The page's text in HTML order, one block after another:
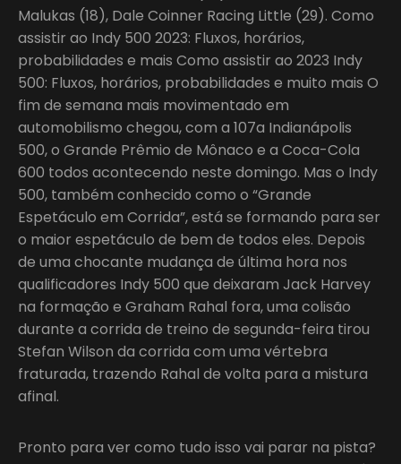
Malukas (18), Dale Coinner Racing Little (29). Como
assistir ao Indy 500 2023: Fluxos, horários,
probabilidades e mais Como assistir ao 2023 Indy
500: Fluxos, horários, probabilidades e muito mais O
fim de semana mais movimentado em
automobilismo chegou, com a 107a Indianápolis
500, o Grande Prêmio de Mônaco e a Coca-Cola
600 todos acontecendo neste domingo. Mas o Indy
500, também conhecido como o “Grande
Espetáculo em Corrida”, está se formando para ser
o maior espetáculo de bem de todos eles. Depois
de uma chocante mudança de última hora nos
qualificadores Indy 500 que deixaram Jack Harvey
na formação e Graham Rahal fora, uma colisão
durante a corrida de treino de segunda-feira tirou
Stefan Wilson da corrida com uma vértebra
fraturada, trazendo Rahal de volta para a mistura
afinal.
Pronto para ver como tudo isso vai parar na pista?